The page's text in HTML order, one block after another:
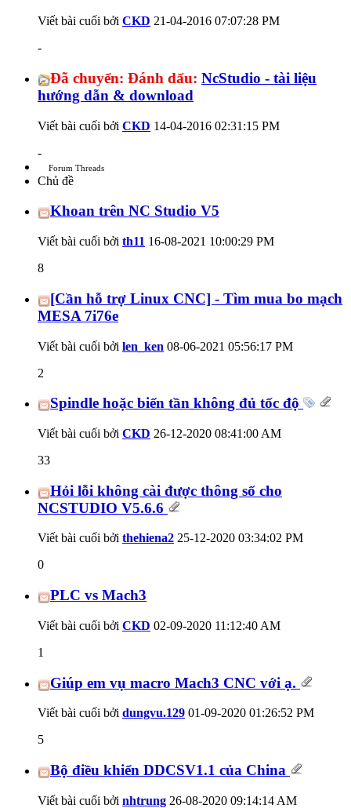
Viết bài cuối bởi CKD 21-04-2016 07:07:28 PM
-
Đã chuyển: Đánh dấu: NcStudio - tài liệu
hướng dẫn & download
Viết bài cuối bởi CKD 14-04-2016 02:31:15 PM
-
Forum Threads
Chủ đề
Khoan trên NC Studio V5
Viết bài cuối bởi th11 16-08-2021 10:00:29 PM
8
[Cần hỗ trợ Linux CNC] - Tìm mua bo mạch
MESA 7i76e
Viết bài cuối bởi len_ken 08-06-2021 05:56:17 PM
2
Spindle hoặc biến tần không đủ tốc độ
Viết bài cuối bởi CKD 26-12-2020 08:41:00 AM
33
Hỏi lỗi không cài được thông số cho
NCSTUDIO V5.6.6
Viết bài cuối bởi thehiena2 25-12-2020 03:34:02 PM
0
PLC vs Mach3
Viết bài cuối bởi CKD 02-09-2020 11:12:40 AM
1
Giúp em vụ macro Mach3 CNC với ạ.
Viết bài cuối bởi dungvu.129 01-09-2020 01:26:52 PM
5
Bộ điều khiển DDCSV1.1 của China
Viết bài cuối bởi nhtrung 26-08-2020 09:14:14 AM